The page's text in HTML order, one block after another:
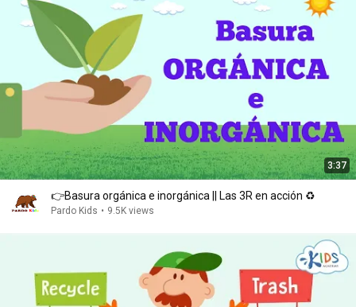
3:37
👉Basura orgánica e inorgánica || Las 3R en acción ♻️
Pardo Kids • 9.5K views